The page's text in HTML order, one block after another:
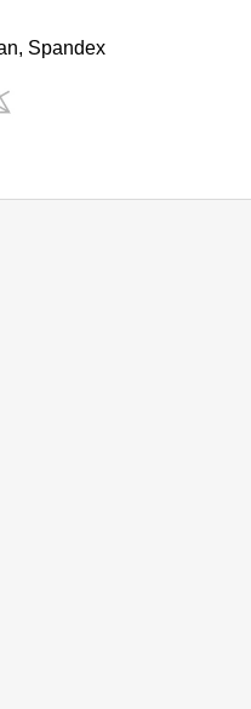
Spandex